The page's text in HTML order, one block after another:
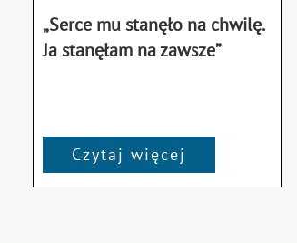
„Serce mu stanęło na chwilę.
Ja stanęłam na zawsze”
Czytaj więcej